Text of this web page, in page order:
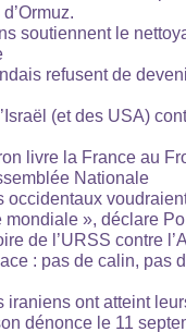
soutiennent le
refusent de
(et des USA)
livre la France au
Nationale
occidentaux
mondiale », déclare
de l’URSS contre
: pas de calin, pas
iraniens ont atteint
dénonce le 11